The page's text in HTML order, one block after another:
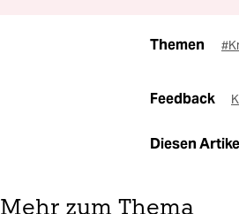
Themen
Feedback
Diesen
Mehr zum Thema